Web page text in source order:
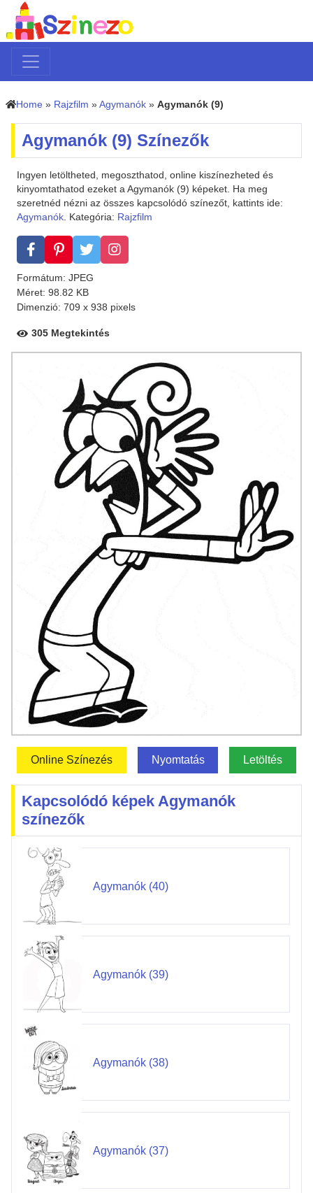
Home » Rajzfilm » Agymanók » Agymanók (9)
Agymanók (9) Színezők
Ingyen letöltheted, megoszthatod, online kiszínezheted és
kinyomtathatod ezeket a Agymanók (9) képeket. Ha meg
szeretnéd nézni az összes kapcsolódó színezőt, kattints ide:
Agymanók. Kategória: Rajzfilm
Formátum: JPEG
Méret: 98.82 KB
Dimenzió: 709 x 938 pixels
305 Megtekintés
Online Színezés Nyomtatás Letöltés
Kapcsolódó képek Agymanók
színezők
Agymanók (40)
Agymanók (39)
Agymanók (38)
Agymanók (37)